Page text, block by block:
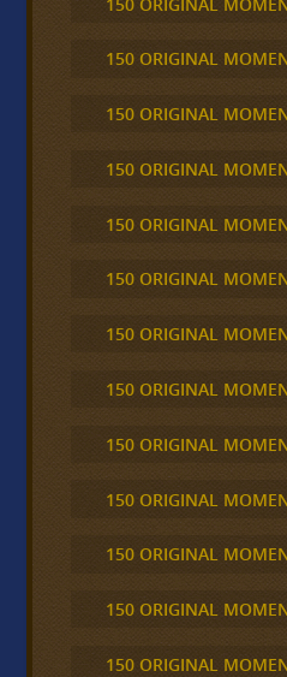
150 ORIGINAL
150 ORIGINAL
150 ORIGINAL
150 ORIGINAL
150 ORIGINAL
150 ORIGINAL
150 ORIGINAL
150 ORIGINAL
150 ORIGINAL
150 ORIGINAL
150 ORIGINAL
150 ORIGINAL